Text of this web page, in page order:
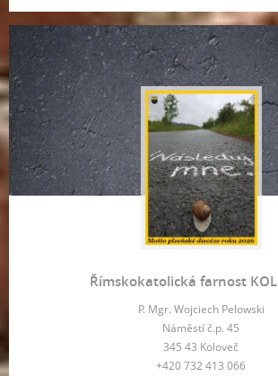
Římskokatolická farnost
P. Mgr. Wojciech Pelowski
Náměstí č.p. 45
345 43 Koloveč
+420 732 413 066